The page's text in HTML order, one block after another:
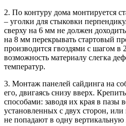
2. По контуру дома монтируется
– уголки для стыковки
сверху на 6 мм не должен
на 8 мм перекрывать стартовый
производится гвоздями с шагом в
возможность материалу слегка
температур.
3. Монтаж панелей сайдинга на
его, двигаясь снизу вверх.
способами: заводя их края в пазы
установленных с двух сторон, или
не попадают в одну вертикальную